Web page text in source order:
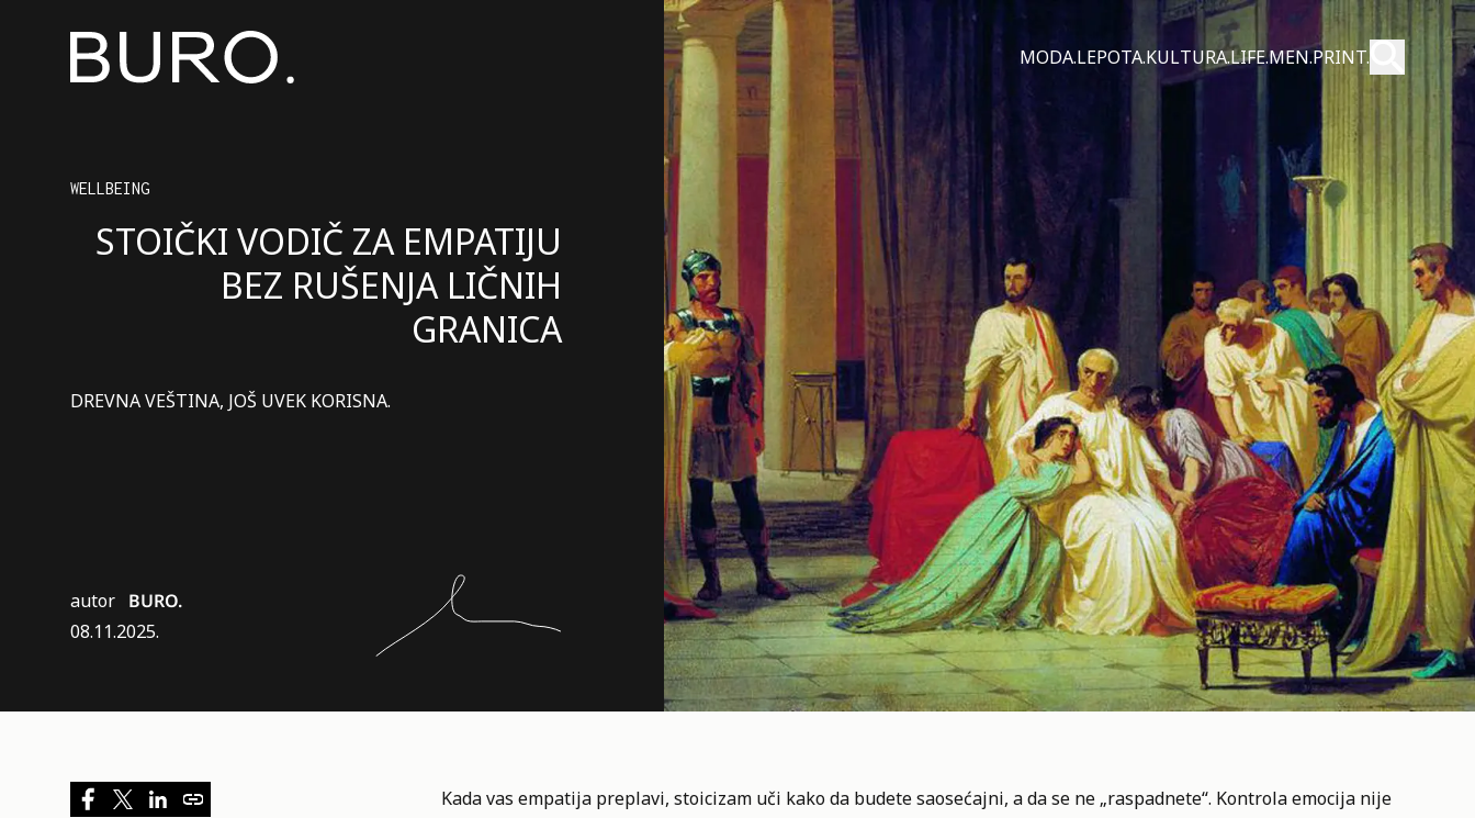
MODA.LEPOTA.KULTURA.LIFE.MEN.PRINT. Pretraži
WELLBEING
STOIČKI VODIČ ZA EMPATIJU
BEZ RUŠENJA LIČNIH
GRANICA
DREVNA VEŠTINA, JOŠ UVEK KORISNA.
autor BURO.
08.11.2025.
Kada vas empatija preplavi, stoicizam uči kako da budete saosećajni, a da se ne „raspadnete“. Kontrola emocija nije